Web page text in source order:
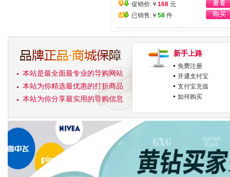
促销价:￥ 168 元
已销售:￥ 58 件
本站是最全面最专业的导购网站
本站为你精选最优惠的打折商品
本站为你分享最实用的导购信息
新手上路
免费注册
开通支付宝
支付宝充值
如何购买